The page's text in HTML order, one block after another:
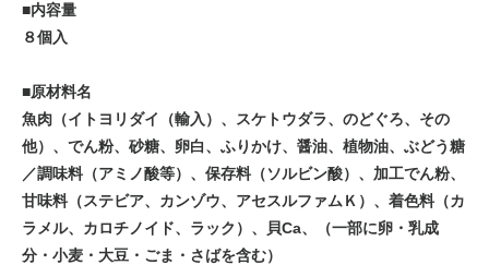
■内容量
８個入
■原材料名
魚肉（イトヨリダイ（輸入）、スケトウダラ、のどぐろ、その
他）、でん粉、砂糖、卵白、ふりかけ、醤油、植物油、ぶどう糖
／調味料（アミノ酸等）、保存料（ソルビン酸）、加工でん粉、
甘味料（ステビア、カンゾウ、アセスルファムＫ）、着色料（カ
ラメル、カロチノイド、ラック）、貝Ca、（一部に卵・乳成
分・小麦・大豆・ごま・さばを含む）